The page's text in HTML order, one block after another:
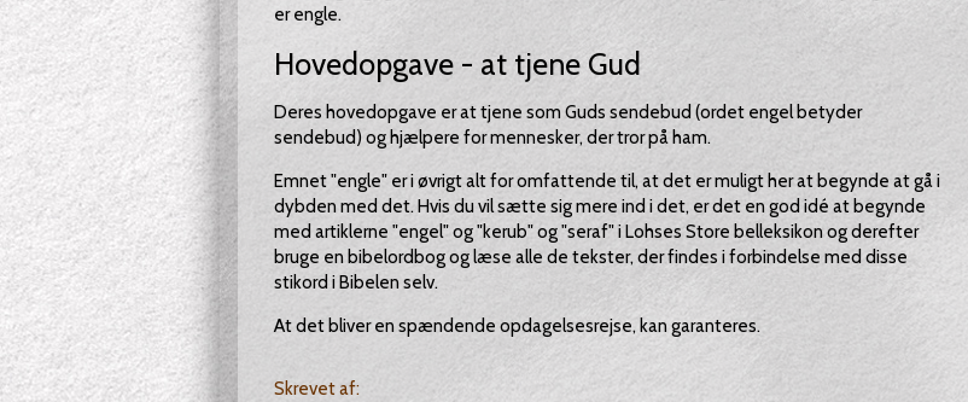
er engle.
Hovedopgave - at tjene Gud
Deres hovedopgave er at tjene som Guds sendebud (ordet engel betyder
sendebud) og hjælpere for mennesker, der tror på ham.
Emnet "engle" er i øvrigt alt for omfattende til, at det er muligt her at begynde at gå i
dybden med det. Hvis du vil sætte sig mere ind i det, er det en god idé at begynde
med artiklerne "engel" og "kerub" og "seraf" i Lohses Store belleksikon og derefter
bruge en bibelordbog og læse alle de tekster, der findes i forbindelse med disse
stikord i Bibelen selv.
At det bliver en spændende opdagelsesrejse, kan garanteres.
Skrevet af: